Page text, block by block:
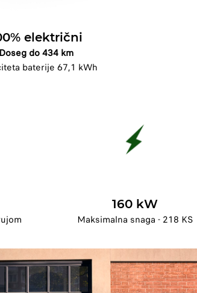
električni
Doseg do 434 km
baterije 67,1 kWh
160 kW
Maksimalna snaga - 218 KS